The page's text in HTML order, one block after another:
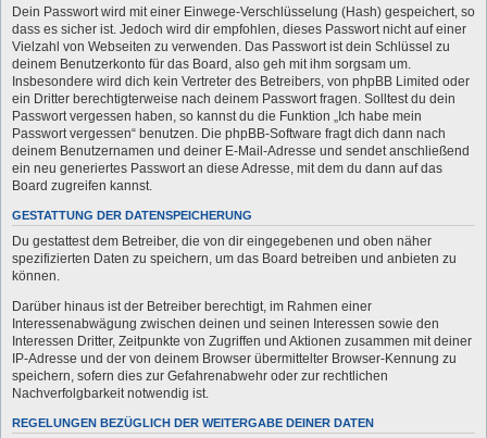
Dein Passwort wird mit einer Einwege-Verschlüsselung (Hash) gespeichert, so
dass es sicher ist. Jedoch wird dir empfohlen, dieses Passwort nicht auf einer
Vielzahl von Webseiten zu verwenden. Das Passwort ist dein Schlüssel zu
deinem Benutzerkonto für das Board, also geh mit ihm sorgsam um.
Insbesondere wird dich kein Vertreter des Betreibers, von phpBB Limited oder
ein Dritter berechtigterweise nach deinem Passwort fragen. Solltest du dein
Passwort vergessen haben, so kannst du die Funktion „Ich habe mein
Passwort vergessen“ benutzen. Die phpBB-Software fragt dich dann nach
deinem Benutzernamen und deiner E-Mail-Adresse und sendet anschließend
ein neu generiertes Passwort an diese Adresse, mit dem du dann auf das
Board zugreifen kannst.
GESTATTUNG DER DATENSPEICHERUNG
Du gestattest dem Betreiber, die von dir eingegebenen und oben näher
spezifizierten Daten zu speichern, um das Board betreiben und anbieten zu
können.
Darüber hinaus ist der Betreiber berechtigt, im Rahmen einer
Interessenabwägung zwischen deinen und seinen Interessen sowie den
Interessen Dritter, Zeitpunkte von Zugriffen und Aktionen zusammen mit deiner
IP-Adresse und der von deinem Browser übermittelter Browser-Kennung zu
speichern, sofern dies zur Gefahrenabwehr oder zur rechtlichen
Nachverfolgbarkeit notwendig ist.
REGELUNGEN BEZÜGLICH DER WEITERGABE DEINER DATEN